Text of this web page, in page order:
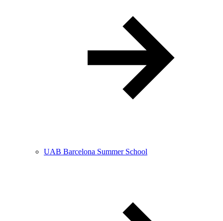
UAB Barcelona Summer School